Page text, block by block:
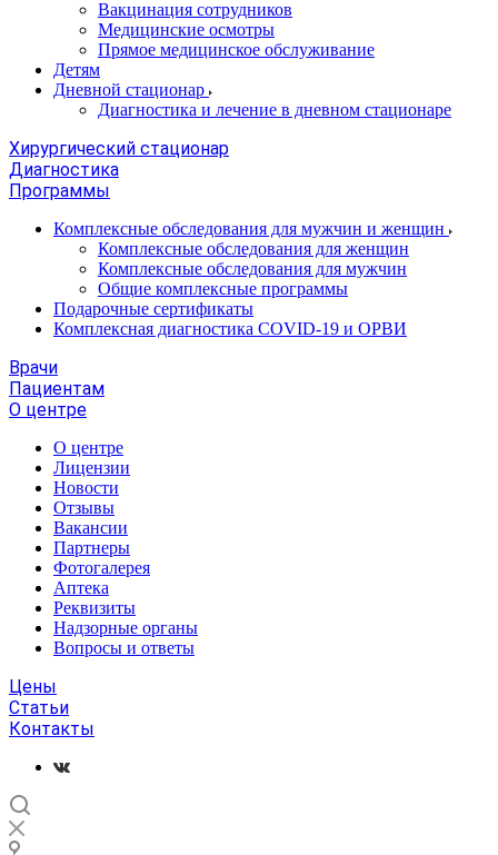
Вакцинация сотрудников
Медицинские осмотры
Прямое медицинское обслуживание
Детям
Дневной стационар
Диагностика и лечение в дневном стационаре
Хирургический стационар
Диагностика
Программы
Комплексные обследования для мужчин и женщин
Комплексные обследования для женщин
Комплексные обследования для мужчин
Общие комплексные программы
Подарочные сертификаты
Комплексная диагностика COVID-19 и ОРВИ
Врачи
Пациентам
О центре
О центре
Лицензии
Новости
Отзывы
Вакансии
Партнеры
Фотогалерея
Аптека
Реквизиты
Надзорные органы
Вопросы и ответы
Цены
Статьи
Контакты